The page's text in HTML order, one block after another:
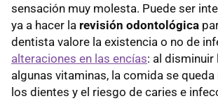
sensación muy molesta. Puede ser
ya a hacer la revisión odontológica
dentista valore la existencia o no de
alteraciones en las encías: al disminuir
algunas vitaminas, la comida se
los dientes y el riesgo de caries e